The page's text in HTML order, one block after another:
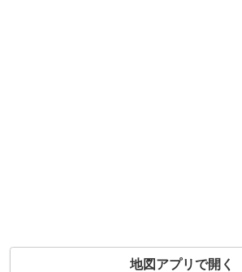
地図アプリで開く